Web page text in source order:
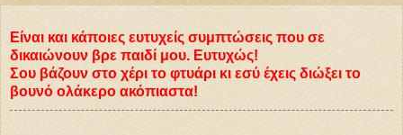
Είναι και κάποιες ευτυχείς συμπτώσεις που σε
δικαιώνουν βρε παιδί μου. Ευτυχώς!
Σου βάζουν στο χέρι το φτυάρι κι εσύ έχεις διώξει το
βουνό ολάκερο ακόπιαστα!